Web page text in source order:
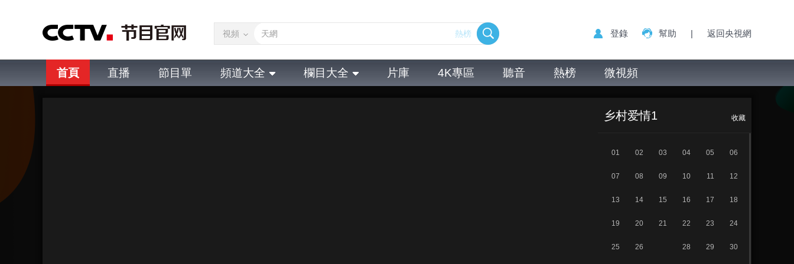
視頻 熱榜 登錄 幫助 | 返回央視網
首頁 直播 節目單 頻道大全 欄目大全 片庫 4K專區 聽音 熱榜 微視頻
乡村爱情1 收藏
01 02 03 04 05 06
07 08 09 10 11 12
13 14 15 16 17 18
19 20 21 22 23 24
25 26 28 29 30